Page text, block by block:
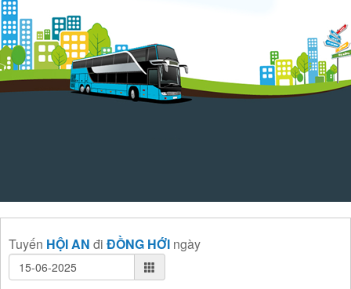
Tuyến HỘI AN đi ĐỒNG HỚI ngày